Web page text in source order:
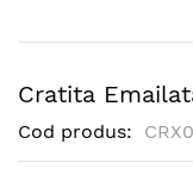
Cratita
Cod produs